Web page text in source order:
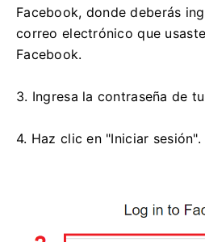
Facebook, donde deberás
correo electrónico que
Facebook.
3. Ingresa la contraseña de
4. Haz clic en "Iniciar sesión".